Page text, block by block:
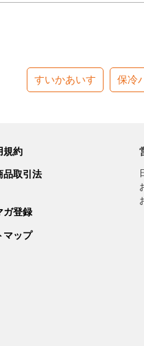
すいかあいす 保冷
規約
品取引法
ガ登録
マップ